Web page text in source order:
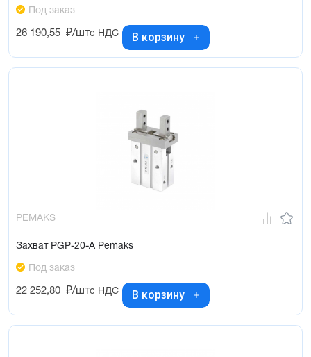
Под заказ
26 190,55 ₽/штс НДС В корзину
PEMAKS
Захват PGP-20-A Pemaks
Под заказ
22 252,80 ₽/штс НДС В корзину